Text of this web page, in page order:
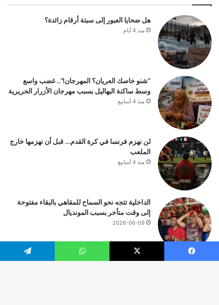
هل ضحايا العبور إلى سبتة أرقام زائدة؟
منذ 4 أيام
“شنو خاصك العريان؟ المهرجان!”.. غضب واسع
وسط ساكنة البهاليل بسبب مهرجان الأزرار الحريرية
منذ 4 أسابيع
لن نهزم فرنسا في كرة القدم… قبل أن نهزمها خارج
الملعب
منذ 4 أسابيع
الداخلية تتجه نحو السماح للمقاهي بالبقاء مفتوحة
إلى وقت متأخر بسبب المونديال
2026-06-09
فيسبوك ‫X واتساب تيلقرام